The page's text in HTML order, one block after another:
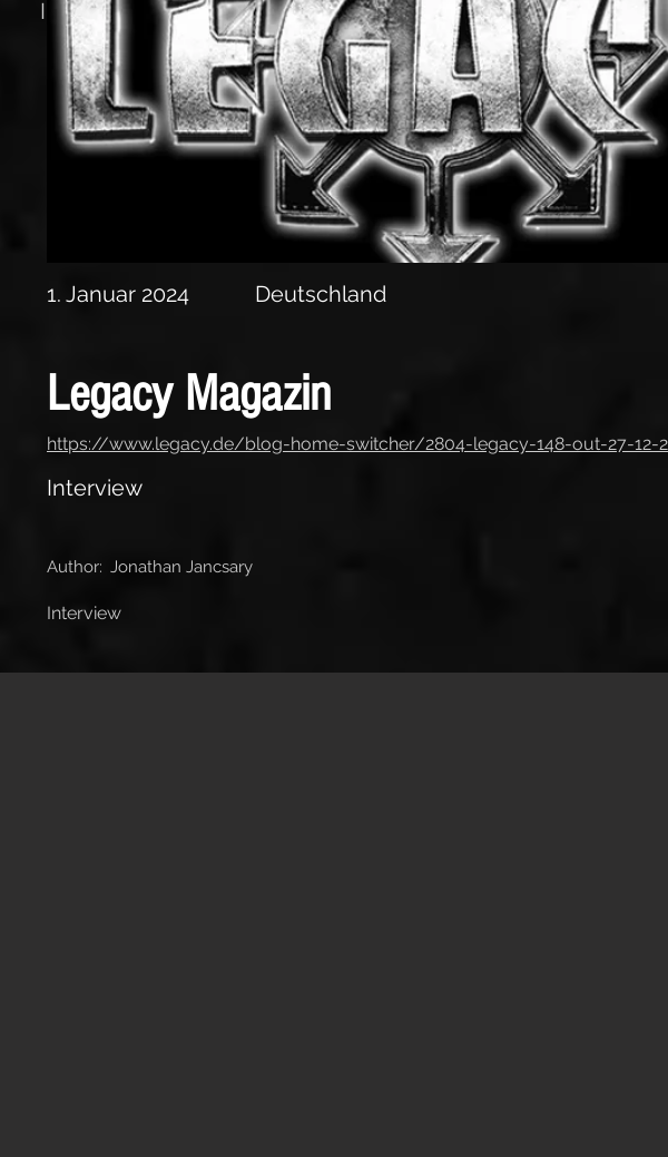
Interview
1. Januar 2024 Deutschland
Legacy Magazin
https://www.legacy.de/blog-home-switcher/2804-legacy-148-out-27-12-
Interview
Author: Jonathan Jancsary
Interview